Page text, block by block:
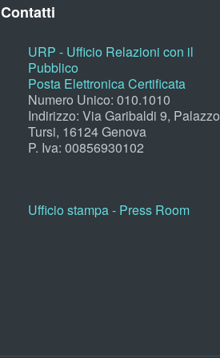
Contatti
URP - Ufficio Relazioni con il
Pubblico
Posta Elettronica Certificata
Numero Unico: 010.1010
Indirizzo: Via Garibaldi 9, Palazzo
Tursi, 16124 Genova
P. Iva: 00856930102
Ufficio stampa - Press Room